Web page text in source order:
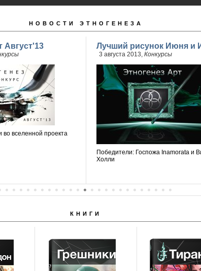
НОВОСТИ ЭТНОГЕНЕЗА
Август'13
во вселенной проекта
Лучший рисунок Июня и
3 августа 2013, Конкурсы
Победители: Госпожа Inamorata и
Холли
КНИГИ